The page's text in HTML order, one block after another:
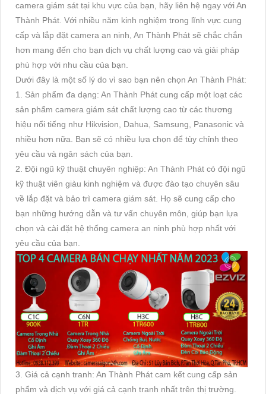
camera giám sát tại khu vực của bạn, hãy liên hệ ngay với An
Thành Phát. Với nhiều năm kinh nghiệm trong lĩnh vực cung
cấp và lắp đặt camera an ninh, An Thành Phát sẽ chắc chắn
hơn mang đến cho bạn dịch vụ chất lượng cao và giải pháp
phù hợp với nhu cầu của bạn.
Dưới đây là một số lý do vì sao bạn nên chọn An Thành Phát:
1. Sản phẩm đa dạng: An Thành Phát cung cấp một loạt các
sản phẩm camera giám sát chất lượng cao từ các thương
hiệu nổi tiếng như Hikvision, Dahua, Samsung, Panasonic và
nhiều hơn nữa. Bạn sẽ có nhiều lựa chọn để tùy chỉnh theo
yêu cầu và ngân sách của bạn.
2. Đội ngũ kỹ thuật chuyên nghiệp: An Thành Phát có đội ngũ
kỹ thuật viên giàu kinh nghiệm và được đào tạo chuyên sâu
về lắp đặt và bảo trì camera giám sát. Họ sẽ cung cấp cho
bạn những hướng dẫn và tư vấn chuyên môn, giúp bạn lựa
chọn và cài đặt hệ thống camera an ninh phù hợp nhất với
yêu cầu của bạn.
3. Giá cả cạnh tranh: An Thành Phát cam kết cung cấp sản
phẩm và dịch vụ với giá cả cạnh tranh nhất trên thị trường.